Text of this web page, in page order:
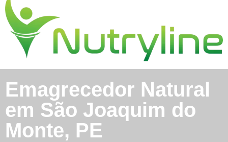
Emagrecedor Natural
em São Joaquim do
Monte, PE